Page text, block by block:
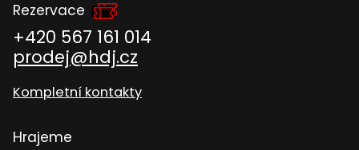
Rezervace
+420 567 161 014
prodej@hdj.cz
Kompletní kontakty
Hrajeme